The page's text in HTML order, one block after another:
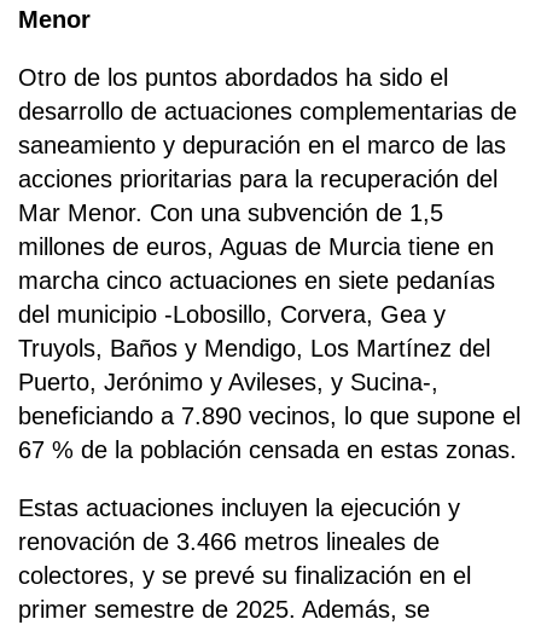
Menor
Otro de los puntos abordados ha sido el
desarrollo de actuaciones complementarias de
saneamiento y depuración en el marco de las
acciones prioritarias para la recuperación del
Mar Menor. Con una subvención de 1,5
millones de euros, Aguas de Murcia tiene en
marcha cinco actuaciones en siete pedanías
del municipio -Lobosillo, Corvera, Gea y
Truyols, Baños y Mendigo, Los Martínez del
Puerto, Jerónimo y Avileses, y Sucina-,
beneficiando a 7.890 vecinos, lo que supone el
67 % de la población censada en estas zonas.
Estas actuaciones incluyen la ejecución y
renovación de 3.466 metros lineales de
colectores, y se prevé su finalización en el
primer semestre de 2025. Además, se